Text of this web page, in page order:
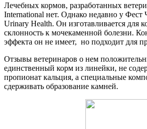
Лечебных кормов, разработанных
International нет. Однако недавно у Фест
Urinary Health. Он изготавливается для
склонность к мочекаменной болезни.
эффекта он не имеет, но подходит для
Отзывы ветеринаров о нем
единственный корм из линейки, не
пропионат кальция, а специальные
сдерживать образование камней.